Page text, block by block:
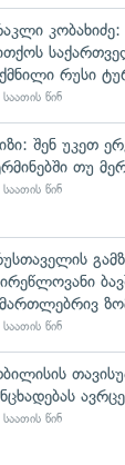
კობახიძე:
რუსი
წინ
შენ უკეთ
თუ
წინ
წინ
წინ